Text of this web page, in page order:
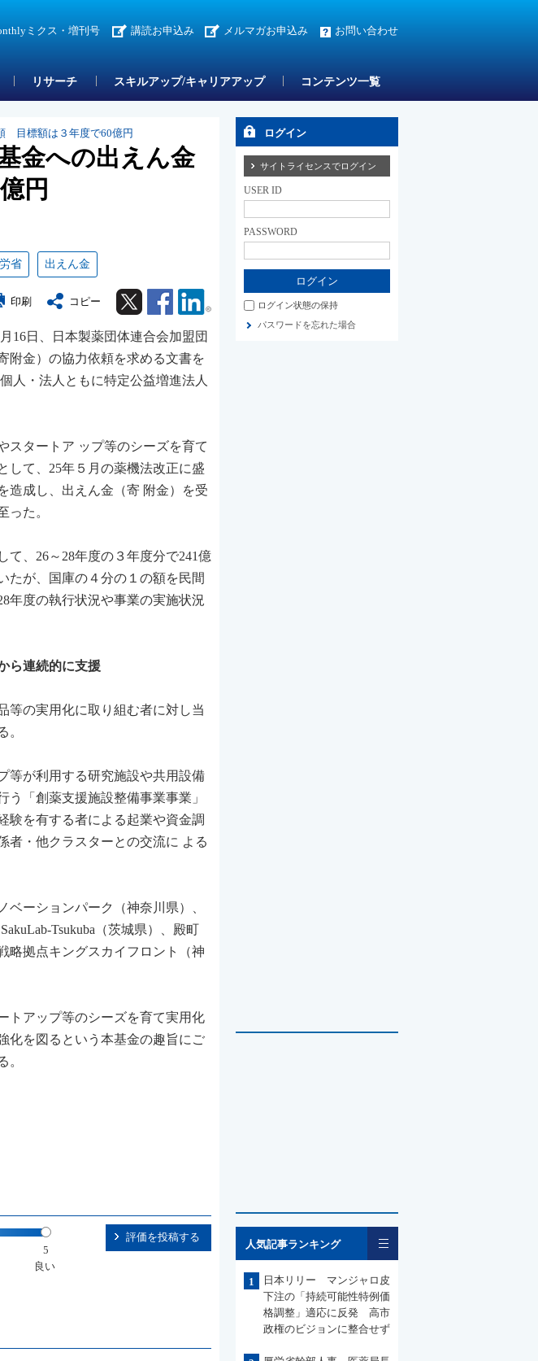
ミクス・増刊号 講読お申込み メルマガお申込み お問い合わせ
リサーチ スキルアップ/キャリアアップ コンテンツ一覧
目標額は３年度で60億円
金への出えん金
円
省 出えん金
印刷 コピー Twitter Facebook Linkedin
16日、日本製薬団体連合会加盟団
附金）の協力依頼を求める文書を
人・法人ともに特定公益増進法人
スタートア ップ等のシーズを育て
して、25年５月の薬機法改正に盛
造成し、出えん金（寄 附金）を受
った。
、26～28年度の３年度分で241億
たが、国庫の４分の１の額を民間
年度の執行状況や事業の実施状況
ら連続的に支援
の実用化に取り組む者に対し当
。
等が利用する研究施設や共用設備
「創薬支援施設整備事業事業」
験を有する者による起業や資金調
者・他クラスターとの交流に よる
ーションパーク（神奈川県）、
Tsukuba（茨城県）、殿町
略拠点キングスカイフロント（神
トアップ等のシーズを育て実用化
化を図るという本基金の趣旨にご
。
5
良い
評価を投稿する
ログイン
サイトライセンスでログイン
USER ID
PASSWORD
ログイン状態の保持
パスワードを忘れた場合
人気記事ランキング
1
日本リリー マンジャロ皮
下注の「持続可能性特例価
格調整」適応に反発 高市
政権のビジョンに整合せず